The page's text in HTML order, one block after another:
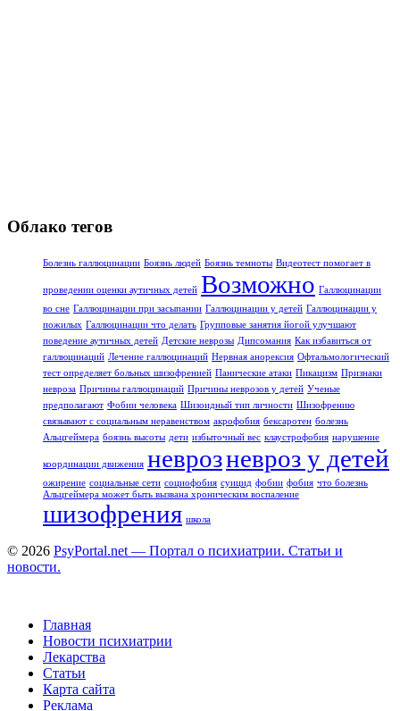
Облако тегов
Болезнь галлюцинации Боязнь людей Боязнь темноты Видеотест помогает в
проведении оценки аутичных детей Возможно Галлюцинации
во сне Галлюцинации при засыпании Галлюцинации у детей Галлюцинации у
пожилых Галлюцинации что делать Групповые занятия йогой улучшают
поведение аутичных детей Детские неврозы Дипсомания Как избавиться от
галлюцинаций Лечение галлюцинаций Нервная анорексия Офтальмологический
тест определяет больных шизофренией Панические атаки Пикацизм Признаки
невроза Причины галлюцинаций Причины неврозов у детей Ученые
предполагают Фобии человека Шизоидный тип личности Шизофрению
связывают с социальным неравенством акрофобия бексаротен болезнь
Альцгеймера боязнь высоты дети избыточный вес клаустрофобия нарушение
координации движения неврозневроз у детей
ожирение социальные сети социофобия суицид фобии фобия что болезнь
Альцгеймера может быть вызвана хроническим воспаление
шизофрения школа
© 2026 PsyPortal.net — Портал о психиатрии. Статьи и
новости.
Главная
Новости психиатрии
Лекарства
Статьи
Карта сайта
Реклама